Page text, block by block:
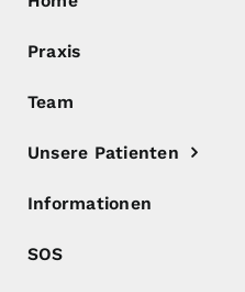
Praxis
Team
Unsere Patienten
Informationen
SOS